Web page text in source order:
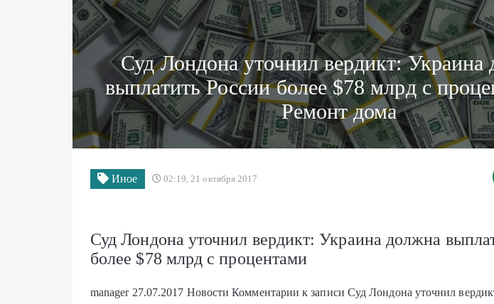
Суд Лондона уточнил вердикт: Украина
выплатить России более $78 млрд с
Ремонт дома
Иное 02:19, 21 октября 2017
Суд Лондона уточнил вердикт: Украина должна
более $78 млрд с процентами
manager 27.07.2017 Новости Комментариик записи Суд Лондона уточнил